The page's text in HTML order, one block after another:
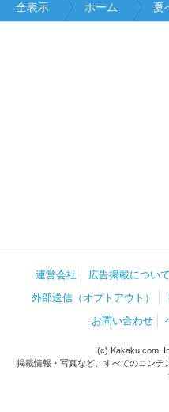
全表示 ホーム 夏
運営会社 広告掲載について
外部送信（オプトアウト）
お問い合わせ
(c) Kakaku.com,
掲載情報・写真など、すべてのコンテ